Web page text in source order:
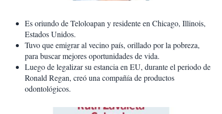
Es oriundo de Teloloapan y residente en Chicago, Illinois,
Estados Unidos.
Tuvo que emigrar al vecino país, orillado por la pobreza,
para buscar mejores oportunidades de vida.
Luego de legalizar su estancia en EU, durante el periodo de
Ronald Regan, creó una compañía de productos
odontológicos.